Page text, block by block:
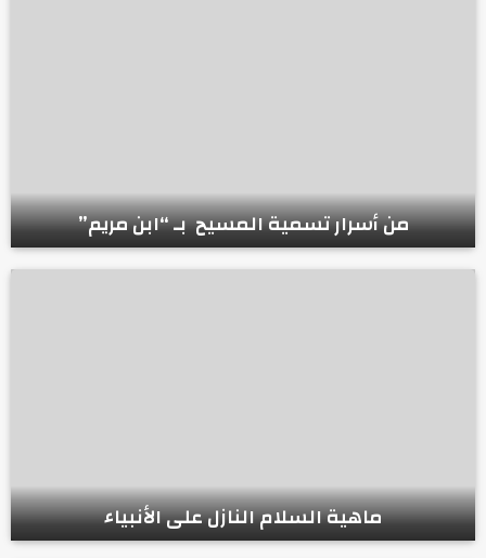
من أسرار تسمية المسيح بـ “ابن مريم”
ماهية السلام النازل على الأنبياء